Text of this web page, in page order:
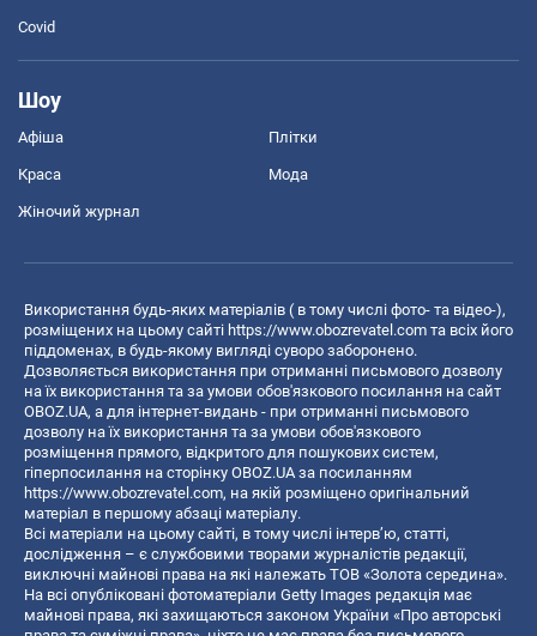
Covid
Шоу
Афіша Плітки
Краса Мода
Жіночий журнал
Використання будь-яких матеріалів ( в тому числі фото- та відео-),
розміщених на цьому сайті https://www.obozrevatel.com та всіх його
піддоменах, в будь-якому вигляді суворо заборонено.
Дозволяється використання при отриманні письмового дозволу
на їх використання та за умови обов'язкового посилання на сайт
OBOZ.UA, а для інтернет-видань - при отриманні письмового
дозволу на їх використання та за умови обов'язкового
розміщення прямого, відкритого для пошукових систем,
гіперпосилання на сторінку OBOZ.UA за посиланням
https://www.obozrevatel.com, на якій розміщено оригінальний
матеріал в першому абзаці матеріалу.
Всі матеріали на цьому сайті, в тому числі інтерв’ю, статті,
дослідження – є службовими творами журналістів редакції,
виключні майнові права на які належать ТОВ «Золота середина».
На всі опубліковані фотоматеріали Getty Images редакція має
майнові права, які захищаються законом України «Про авторські